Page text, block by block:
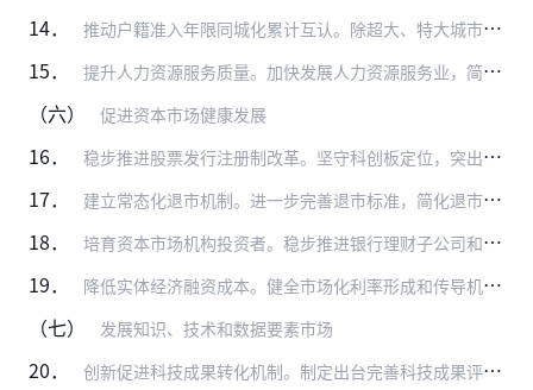
14． 推动户籍准入年限同城化累计互认。除超大、特大城市外，在具备条件的都市圈或城市群探索实行户籍准入年限同城化累计互认，试行以经常居住地登记户口制度，有序引导人口落户…
15． 提升人力资源服务质量。加快发展人力资源服务业，简化优化人力资源服务许可流程，加强人力资源市场事中事后监管。依托具备较强服务能力和水平的专业化人才服务机构、行业协…
（六） 促进资本市场健康发展
16． 稳步推进股票发行注册制改革。坚守科创板定位，突出“硬科技”特色，评估完善注册制试点安排，深化以信息披露为核心的股票发行注册制改革。完善投资者保护制度，建立与市场…
17． 建立常态化退市机制。进一步完善退市标准，简化退市程序，畅通多元化退出渠道。严格实施退市制度，对触及退市标准的坚决予以退市，对恶意规避退市标准的予以严厉打击。
18． 培育资本市场机构投资者。稳步推进银行理财子公司和保险资产管理公司设立，鼓励银行及银行理财子公司依法依规与符合条件的证券基金经营机构和创业投资基金、政府出资产业投…
19． 降低实体经济融资成本。健全市场化利率形成和传导机制，促进银行对贷款市场报价利率（LPR）的运用，引导督促金融机构合理定价，发挥好定向降准、再贷款、再贴现等货币政…
（七） 发展知识、技术和数据要素市场
20． 创新促进科技成果转化机制。制定出台完善科技成果评价机制、促进科技成果转化的意见，提升技术要素市场化配置能力。修订发布技术合同认定规则及科技成果登记办法，加强对技…